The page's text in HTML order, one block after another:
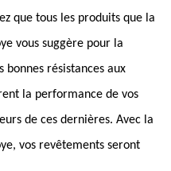
que tous les produits que la
vous suggère pour la
bonnes résistances aux
la performance de vos
de ces dernières. Avec la
vos revêtements seront